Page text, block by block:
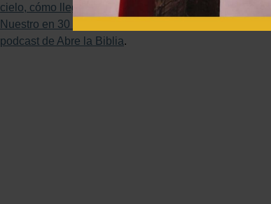
cielo, cómo llegué aquí: La historia del ladrón en la cruz
Nuestro en 30 días
podcast de Abre la Biblia.